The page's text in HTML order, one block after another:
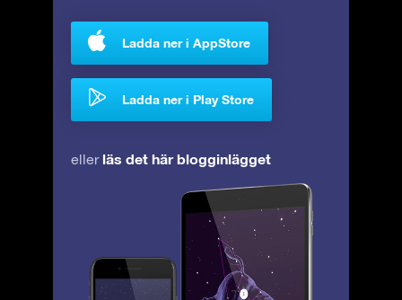
Ladda ner i AppStore
Ladda ner i Play Store
eller läs det här blogginlägget